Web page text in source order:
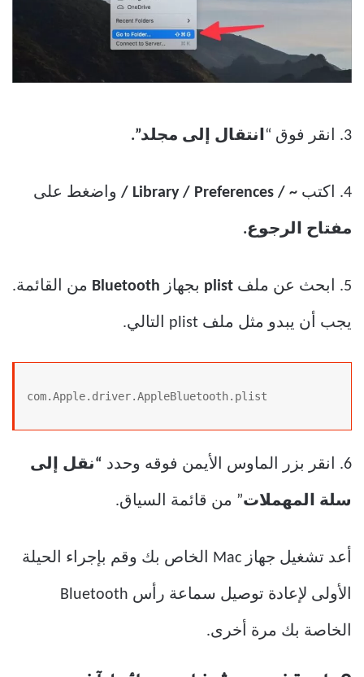
3. انقر فوق “ انتقال إلى مجلد”.
4. اكتب ~ / Library / Preferences / واضغط على
مفتاح الرجوع.
5. ابحث عن ملف plist بجهاز Bluetooth من القائمة.
يجب أن يبدو مثل ملف plist التالي.
com.Apple.driver.AppleBluetooth.plist
6. انقر بزر الماوس الأيمن فوقه وحدد “نقل إلى
سلة المهملات” من قائمة السياق.
أعد تشغيل جهاز Mac الخاص بك وقم بإجراء الحيلة
الأولى لإعادة توصيل سماعة رأس Bluetooth
الخاصة بك مرة أخرى.